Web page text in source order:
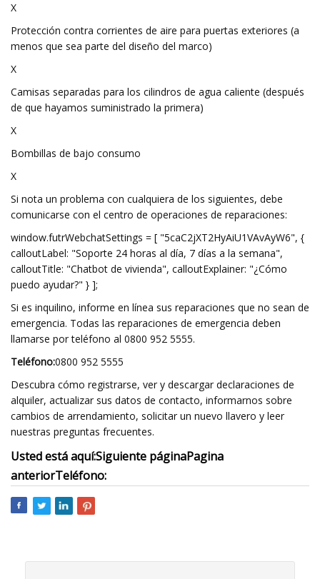
X
Protección contra corrientes de aire para puertas exteriores (a
menos que sea parte del diseño del marco)
X
Camisas separadas para los cilindros de agua caliente (después
de que hayamos suministrado la primera)
X
Bombillas de bajo consumo
X
Si nota un problema con cualquiera de los siguientes, debe
comunicarse con el centro de operaciones de reparaciones:
window.futrWebchatSettings = [ "5caC2jXT2HyAiU1VAvAyW6", {
calloutLabel: "Soporte 24 horas al día, 7 días a la semana",
calloutTitle: "Chatbot de vivienda", calloutExplainer: "¿Cómo
puedo ayudar?" } ];
Si es inquilino, informe en línea sus reparaciones que no sean de
emergencia. Todas las reparaciones de emergencia deben
llamarse por teléfono al 0800 952 5555.
Teléfono:0800 952 5555
Descubra cómo registrarse, ver y descargar declaraciones de
alquiler, actualizar sus datos de contacto, informarnos sobre
cambios de arrendamiento, solicitar un nuevo llavero y leer
nuestras preguntas frecuentes.
Usted está aquí:Siguiente páginaPagina
anteriorTeléfono: